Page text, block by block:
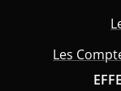
Les